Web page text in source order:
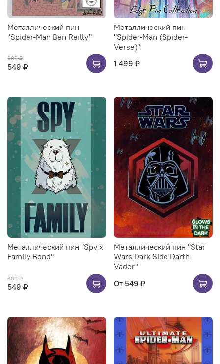
Металлический пин
"Spider-Man Ben Reilly"
600 ₽
549 ₽
Металлический пин
"Spider-Man (Spider-
Verse)"
1 499 ₽
Металлический пин "Spy x
Family Bond"
600 ₽
549 ₽
Металлический пин "Star
Wars Dark Side Darth
Vader"
От 549 ₽